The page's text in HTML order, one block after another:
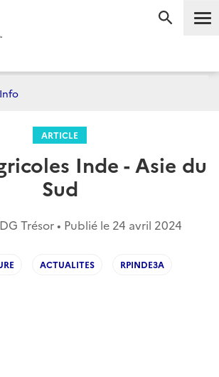
ARTICLE
Inde - Asie du
Sud
Trésor • Publié le 24 avril 2024
ACTUALITES RPINDE3A